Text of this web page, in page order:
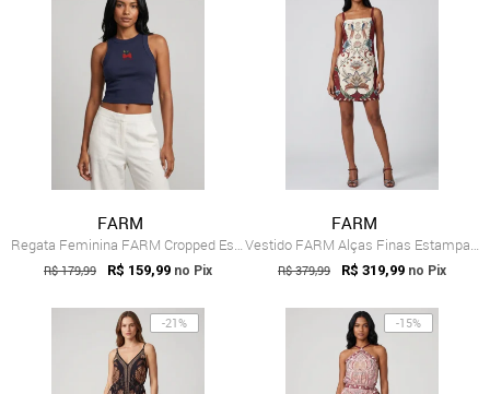
FARM
Regata Feminina FARM Cropped Estampa Morango Azul
R$ 179,99 R$ 159,99 no Pix
FARM
Vestido FARM Alças Finas Estampa Floral Vermelho
R$ 379,99 R$ 319,99 no Pix
-21% -15%